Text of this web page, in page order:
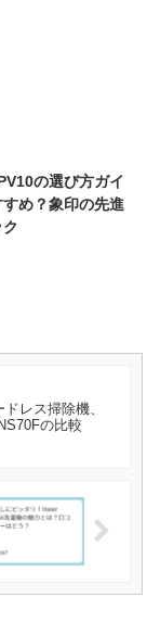
の選び方ガイ
すめ？象印の先進
レス掃除機、
の比較